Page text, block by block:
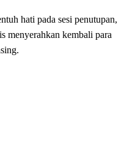
hati pada sesi penutupan,
menyerahkan kembali para